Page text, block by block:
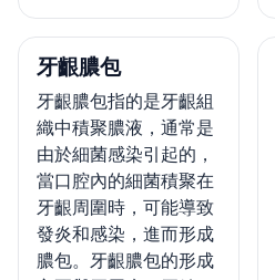
牙齦膿包
牙齦膿包指的是牙齦組
織中積聚膿液，通常是
由於細菌感染引起的，
當口腔內的細菌積聚在
牙齦周圍時，可能導致
發炎和感染，進而形成
膿包。牙齦膿包的形成